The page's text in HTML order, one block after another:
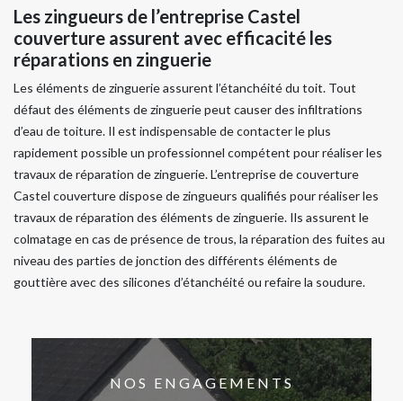
Les zingueurs de l’entreprise Castel
couverture assurent avec efficacité les
réparations en zinguerie
Les éléments de zinguerie assurent l’étanchéité du toit. Tout
défaut des éléments de zinguerie peut causer des infiltrations
d’eau de toiture. Il est indispensable de contacter le plus
rapidement possible un professionnel compétent pour réaliser les
travaux de réparation de zinguerie. L’entreprise de couverture
Castel couverture dispose de zingueurs qualifiés pour réaliser les
travaux de réparation des éléments de zinguerie. Ils assurent le
colmatage en cas de présence de trous, la réparation des fuites au
niveau des parties de jonction des différents éléments de
gouttière avec des silicones d’étanchéité ou refaire la soudure.
NOS ENGAGEMENTS